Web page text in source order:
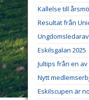
Kallelse till
Resultat från
Eskilsgalan 2025
Jultips från en
Nytt
Eskilscupen är